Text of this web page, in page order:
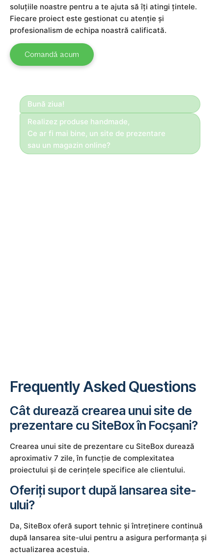
soluțiile noastre pentru a te ajuta să îți atingi țintele.
Fiecare proiect este gestionat cu atenție și
profesionalism de echipa noastră calificată.
Comandă acum
Bună ziua!
Realizez produse handmade,
Ce ar fi mai bine, un site de prezentare
sau un magazin online?
Frequently Asked Questions
Cât durează crearea unui site de
prezentare cu SiteBox în Focșani?
Crearea unui site de prezentare cu SiteBox durează
aproximativ 7 zile, în funcție de complexitatea
proiectului și de cerințele specifice ale clientului.
Oferiți suport după lansarea site-
ului?
Da, SiteBox oferă suport tehnic și întreținere continuă
după lansarea site-ului pentru a asigura performanța și
actualizarea acestuia.